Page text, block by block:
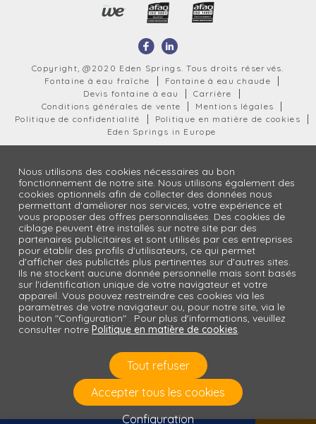
Copyright, @2020 Eden Springs. Tous droits réservés.
Fontaine à eau fraîche
Fontaine à eau chaude
Devis fontaine à eau
Carrière
Conditions générales de vente
Mentions légales
Politique de confidentialité
Politique en matière de cookies
Eden Springs in Europe
Nous utilisons des cookies nécessaires au bon
fonctionnement de notre site. Nous utilisons également des
cookies optionnels afin de collecter des données nous
permettant d'améliorer nos services, votre expérience et
vous proposer des offres personnalisées. Des cookies de
ciblage peuvent être installés sur notre site par des
partenaires publicitaires et sont utilisés par ces entreprises
pour établir des profils d'utilisateurs, ce qui permet
d'afficher des publicités plus pertinentes sur d'autres sites.
Ils ne stockent aucune donnée personnelle mais sont basés
sur l'identification unique de votre navigateur et votre
appareil. Vous pouvez restreindre ces cookies via les
paramètres de votre navigateur ou, pour notre site, via le
bouton "Configuration" . Pour plus d'informations, veuillez
consulter notrePolitique en matière de cookies.
Tout refuser
Accepter tous les cookies
Configuration